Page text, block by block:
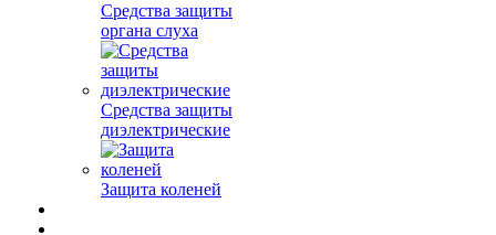
Средства защиты
органа слуха
Средства защиты
диэлектрические
Защита коленей